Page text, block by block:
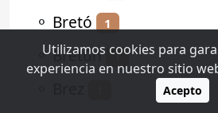
⚬ Bretó 1
⚬Bretún 1
Utilizamos cookies para
experiencia en nuestro sitio
Acepto